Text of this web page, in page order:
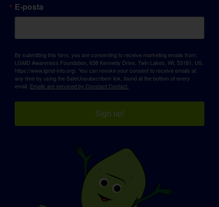
E-posta
By submitting this form, you are consenting to receive marketing emails from:
LGMD Awareness Foundation, 638 Kennedy Drive, Twin Lakes, WI, 53181, US,
https://www.lgmd-info.org/. You can revoke your consent to receive emails at
any time by using the SafeUnsubscribe® link, found at the bottom of every
email. Emails are serviced by Constant Contact.
Sign up!